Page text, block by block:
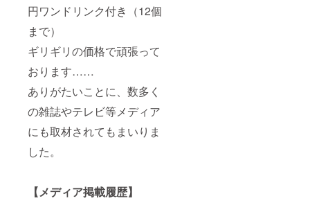
円ワンドリンク付き（12個
まで）
ギリギリの価格で頑張って
おります……
ありがたいことに、数多く
の雑誌やテレビ等メディア
にも取材されてもまいりま
した。
【メディア掲載履歴】